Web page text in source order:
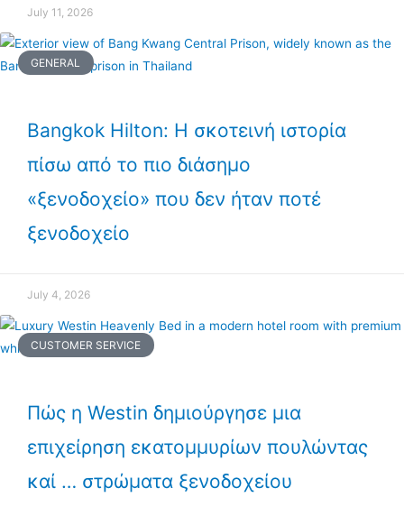
July 11, 2026
GENERAL
Bangkok Hilton: Η σκοτεινή ιστορία
πίσω από το πιο διάσημο
«ξενοδοχείο» που δεν ήταν ποτέ
ξενοδοχείο
July 4, 2026
CUSTOMER SERVICE
Πώς η Westin δημιούργησε μια
επιχείρηση εκατομμυρίων πουλώντας
καί … στρώματα ξενοδοχείου